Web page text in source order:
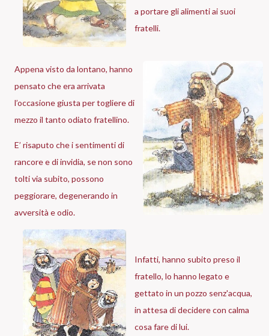
a portare gli alimenti ai suoi
fratelli.
Appena visto da lontano, hanno
pensato che era arrivata
l’occasione giusta per togliere di
mezzo il tanto odiato fratellino.
E’ risaputo che i sentimenti di
rancore e di invidia, se non sono
tolti via subito, possono
peggiorare, degenerando in
avversità e odio.
Infatti, hanno subito preso il
fratello, lo hanno legato e
gettato in un pozzo senz'acqua,
in attesa di decidere con calma
cosa fare di lui.